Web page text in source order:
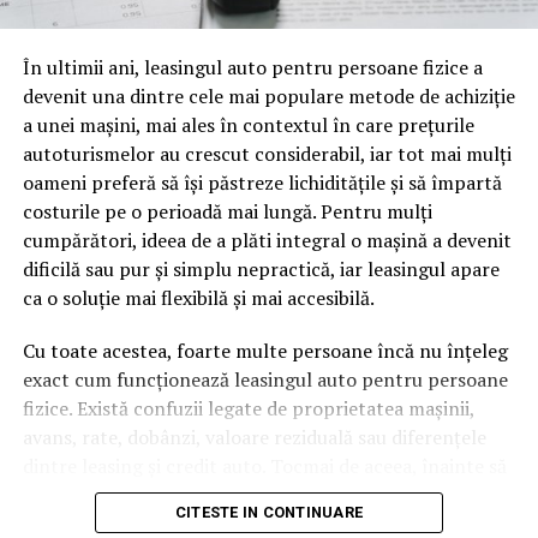
oamenii cu adevărat. Dacă transcrierea ajunge pe o
cuvinte tematice, scrise exact în limbajul în care se
caută.
Apoi vine partea de comportament. O pagină pe care
vizitatorii stau zece, cincisprezece minute ca să
urmărească replay-ul trimite un semnal greu de ignorat.
Google nu îți măsoară direct satisfacția, însă timpul
petrecut, scrollul și revenirile spun ceva despre cât de
util e materialul.
Și mai e ceva ce se uită ușor. Un webinar reușit atrage
linkuri aproape de la sine. Cineva îl menționează într-un
newsletter, altcineva îl citează într-un articol, un
partener îl trimite în comunitatea lui. Fiecare astfel de
tău, iar autoritatea e moneda forte în SEO.
În ultimii ani, leasingul auto pentru persoane fizice a
devenit una dintre cele mai populare metode de achiziție
a unei mașini, mai ales în contextul în care prețurile
autoturismelor au crescut considerabil, iar tot mai mulți
oameni preferă să își păstreze lichiditățile și să împartă
costurile pe o perioadă mai lungă. Pentru mulți
cumpărători, ideea de a plăti integral o mașină a devenit
dificilă sau pur și simplu nepractică, iar leasingul apare
ca o soluție mai flexibilă și mai accesibilă.
Cu toate acestea, foarte multe persoane încă nu înțeleg
exact cum funcționează leasingul auto pentru persoane
fizice. Există confuzii legate de proprietatea mașinii,
avans, rate, dobânzi, valoare reziduală sau diferențele
semnezi orice contract, este important să înțelegi clar
mecanismul acestui tip de finanțare și să știi la ce să fii
CITESTE IN CONTINUARE